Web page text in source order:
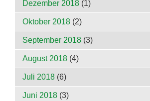
Dezember 2018 (1)
Oktober 2018 (2)
September 2018 (3)
August 2018 (4)
Juli 2018 (6)
Juni 2018 (3)